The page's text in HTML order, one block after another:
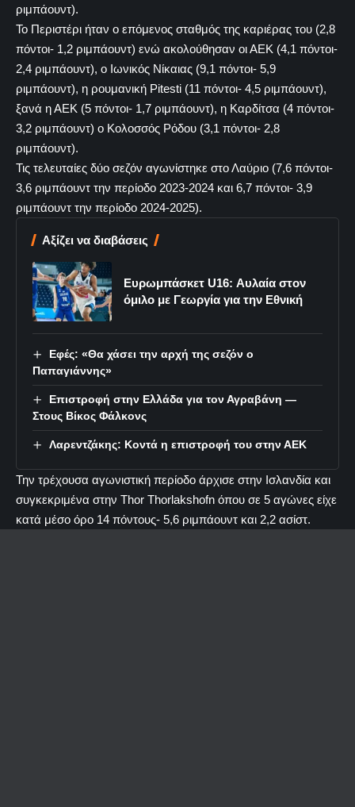
ριμπάουντ).
Το Περιστέρι ήταν ο επόμενος σταθμός της καριέρας του (2,8
πόντοι- 1,2 ριμπάουντ) ενώ ακολούθησαν οι ΑΕΚ (4,1 πόντοι-
2,4 ριμπάουντ), ο Ιωνικός Νίκαιας (9,1 πόντοι- 5,9
ριμπάουντ), η ρουμανική Pitesti (11 πόντοι- 4,5 ριμπάουντ),
ξανά η ΑΕΚ (5 πόντοι- 1,7 ριμπάουντ), η Καρδίτσα (4 πόντοι-
3,2 ριμπάουντ) ο Κολοσσός Ρόδου (3,1 πόντοι- 2,8
ριμπάουντ).
Τις τελευταίες δύο σεζόν αγωνίστηκε στο Λαύριο (7,6 πόντοι-
3,6 ριμπάουντ την περίοδο 2023-2024 και 6,7 πόντοι- 3,9
ριμπάουντ την περίοδο 2024-2025).
Αξίζει να διαβάσεις
Ευρωμπάσκετ U16: Αυλαία στον
όμιλο με Γεωργία για την Εθνική
Εφές: «Θα χάσει την αρχή της σεζόν ο
Παπαγιάννης»
Επιστροφή στην Ελλάδα για τον Αγραβάνη —
Στους Βίκος Φάλκονς
Λαρεντζάκης: Κοντά η επιστροφή του στην ΑΕΚ
Την τρέχουσα αγωνιστική περίοδο άρχισε στην Ισλανδία και
συγκεκριμένα στην Thor Thorlakshofn όπου σε 5 αγώνες είχε
κατά μέσο όρο 14 πόντους- 5,6 ριμπάουντ και 2,2 ασίστ.